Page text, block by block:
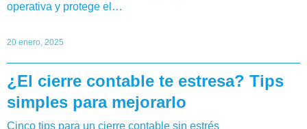
operativa y protege el…
20 enero, 2025
¿El cierre contable te estresa? Tips
simples para mejorarlo
Cinco tips para un cierre contable sin estrés